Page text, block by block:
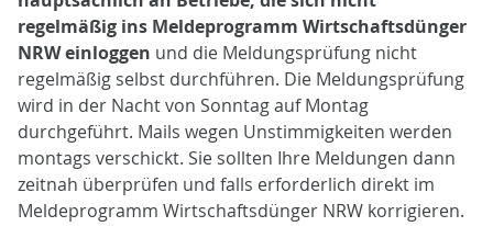
regelmäßig ins Meldeprogramm Wirtschaftsdünger
NRW einloggen und die Meldungsprüfung nicht
regelmäßig selbst durchführen. Die Meldungsprüfung
wird in der Nacht von Sonntag auf Montag
durchgeführt. Mails wegen Unstimmigkeiten werden
montags verschickt. Sie sollten Ihre Meldungen dann
zeitnah überprüfen und falls erforderlich direkt im
Meldeprogramm Wirtschaftsdünger NRW korrigieren.